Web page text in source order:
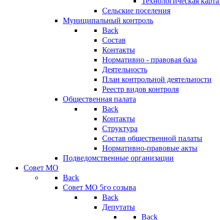
Сельские поселения
Муниципальный контроль
Back
Состав
Контакты
Нормативно - правовая база
Деятельность
План контрольной деятельности
Реестр видов контроля
Общественная палата
Back
Контакты
Структура
Состав общественной палаты
Нормативно-правовые акты
Подведомственные организации
Совет МО
Back
Совет МО 5го созыва
Back
Депутаты
Back